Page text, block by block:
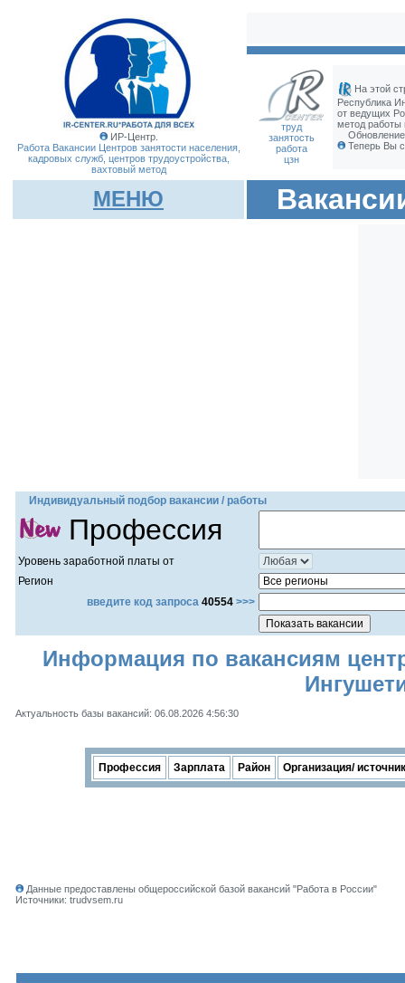
ИР-Центр.
Работа Вакансии Центров занятости населения,
кадровых служб, центров трудоустройства,
вахтовый метод
труд
занятость
работа
цзн
На этой
Республика
от ведущих
метод работы
Теперь Вы
МЕНЮ
Индивидуальный подбор вакансии / работы
Профессия
Уровень заработной платы от
Регион
введите код запроса 40554 >>>
Информация по вакансиям
Актуальность базы вакансий: 06.08.2026 4:56:30
Профессия Зарплата Район Организация/
Данные предоставлены общероссийской базой вакансий "Работа в России"
Источники: trudvsem.ru